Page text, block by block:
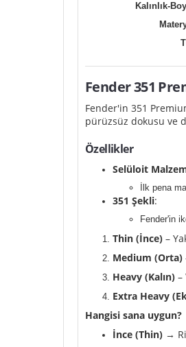
Kalınlık-
Fender 351
Fender'in 351
pürüzsüz dokusu ve
Özellikler
Selüloit
İlk pena
351 Şekli:
Fender'in
Thin (İnce) –
Medium (Orta)
Heavy (Kalın) –
Extra Heavy
Hangisi sana uygun?
İnce (Thin) →